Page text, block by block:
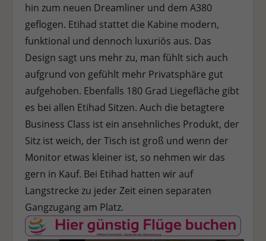
hin zum neuen Dreamliner und dem A380
geflogen. Etihad stattet die Kabine modern,
funktional und dennoch luxuriös aus. Das
Design sagt uns mehr zu, man fühlt sich auch
aufgrund von gefühlt mehr Privatsphäre gut
aufgehoben. Ebenfalls 180 Grad Liegefläche gibt
es bei allen Etihad Sitzen. Auch die betagtere
Business Class ist ein ansehnliches Produkt, der
Sitz ist weich, der Tisch ist groß und wenn der
Monitor etwas kleiner ist, so nehmen wir das
gern in Kauf. Bei Etihad hatten wir auf
Langstrecke zu jeder Zeit einen separaten
Gangzugang am Platz.